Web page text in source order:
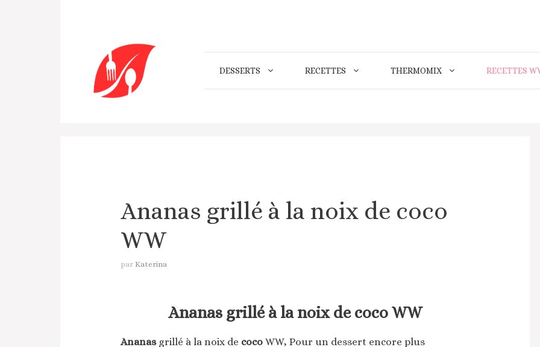
DESSERTS RECETTES THERMOMIX RECETTES
Ananas grillé à la noix de coco
WW
par Katerina
Ananas grillé à la noix de coco WW
Ananasgrillé à la noix de cocoWW, Pour un dessert encore plus